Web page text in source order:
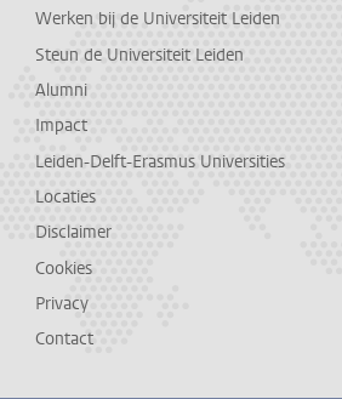
Werken bij de Universiteit Leiden
Steun de Universiteit Leiden
Alumni
Impact
Leiden-Delft-Erasmus Universities
Locaties
Disclaimer
Cookies
Privacy
Contact